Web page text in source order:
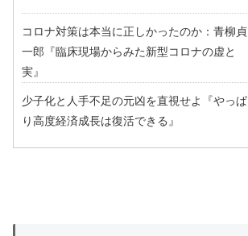
コロナ対策は本当に正しかったのか：青柳貞
一郎『臨床現場からみた新型コロナの虚と
実』
少子化と人手不足の元凶を直視せよ『やっぱ
り高度経済成長は復活できる』